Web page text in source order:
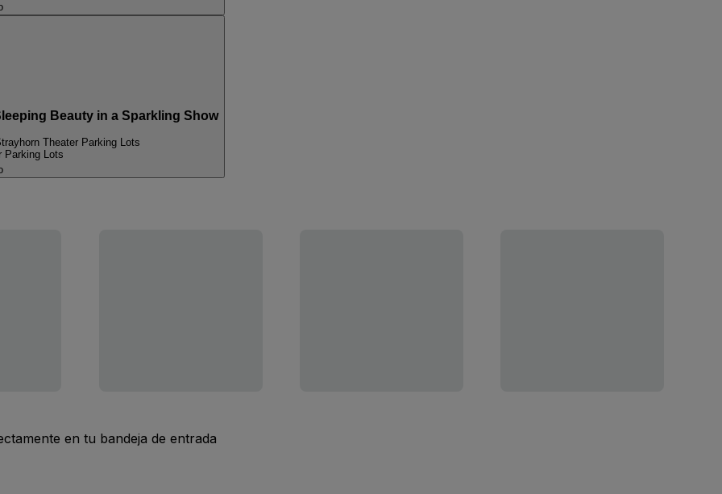
Beauty in a Sparkling Show
Theater Parking Lots
Parking Lots
en tu bandeja de entrada